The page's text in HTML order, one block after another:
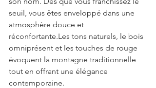
seuil, vous êtes enveloppé dans une
atmosphère douce et
réconfortante.Les tons naturels, le bois
omniprésent et les touches de rouge
évoquent la montagne traditionnelle
tout en offrant une élégance
contemporaine.